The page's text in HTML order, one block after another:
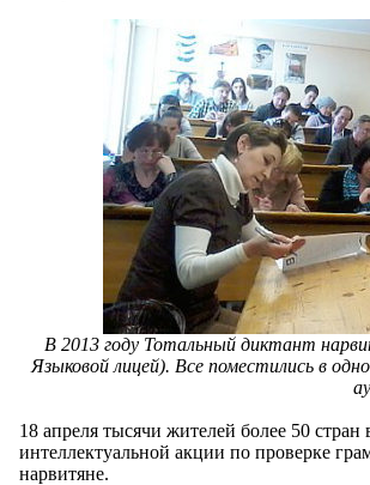
В 2013 году Тотальный диктант
Языковой лицей). Все поместились в
18 апреля тысячи жителей более 50
интеллектуальной акции по проверке
нарвитяне.